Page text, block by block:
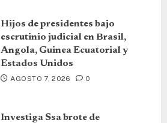
Hijos de presidentes bajo
escrutinio judicial en Brasil,
Angola, Guinea Ecuatorial y
Estados Unidos
AGOSTO 7, 2026 0
Investiga Ssa brote de